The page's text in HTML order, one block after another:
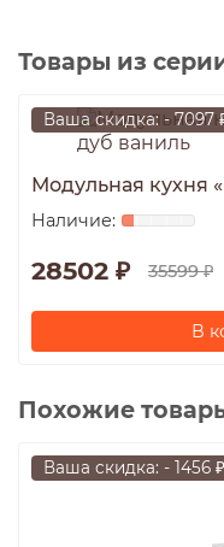
Товары из
Ваша скидка: - 7097
Модульная кухня
28502 ₽ 35599 ₽
В
Похожие
Ваша скидка: - 1456 ₽